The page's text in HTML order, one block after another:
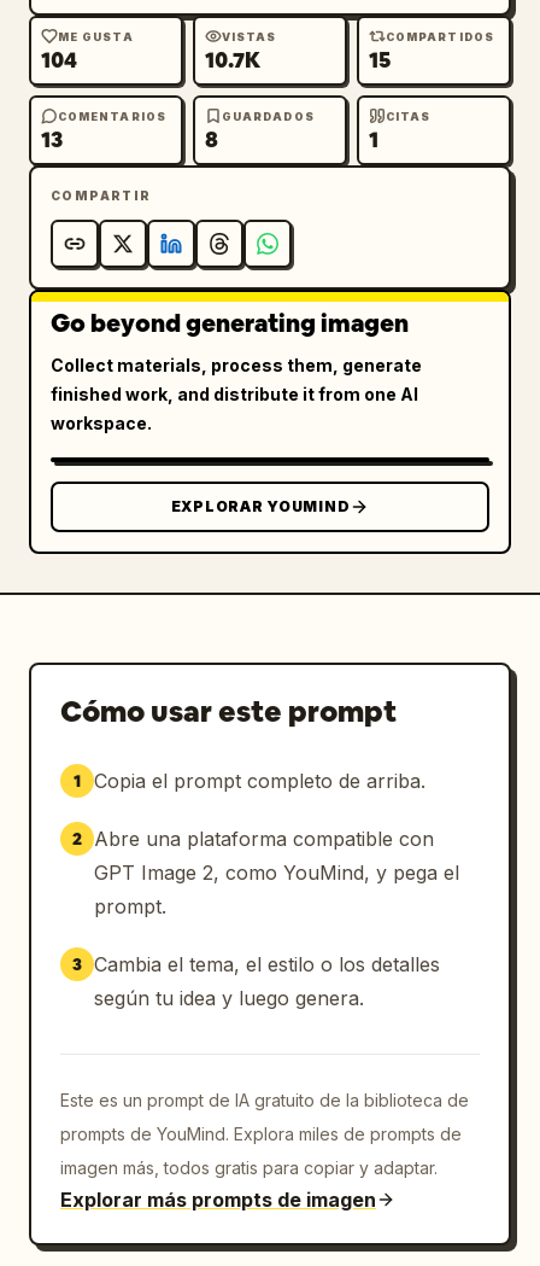
ME GUSTA
104
VISTAS
10.7K
COMPARTIDOS
15
COMENTARIOS
13
GUARDADOS
8
CITAS
1
COMPARTIR
Go beyond generating imagen
Collect materials, process them, generate
finished work, and distribute it from one AI
workspace.
EXPLORAR YOUMIND
Cómo usar este prompt
1 Copia el prompt completo de arriba.
2
Abre una plataforma compatible con
GPT Image 2, como YouMind, y pega el
prompt.
3 Cambia el tema, el estilo o los detalles
según tu idea y luego genera.
Este es un prompt de IA gratuito de la biblioteca de
prompts de YouMind. Explora miles de prompts de
imagen más, todos gratis para copiar y adaptar.
Explorar más prompts de imagen